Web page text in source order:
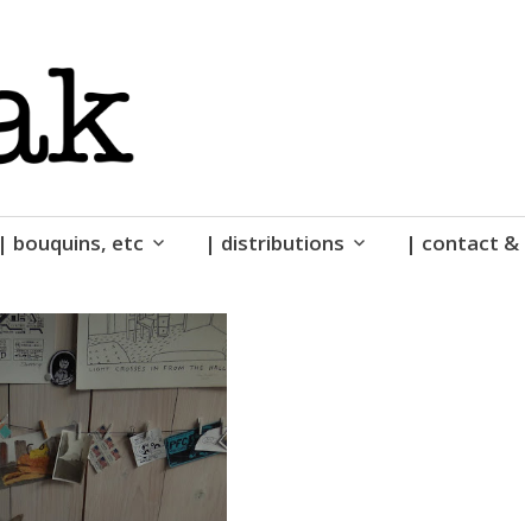
| bouquins, etc | distributions | contact &